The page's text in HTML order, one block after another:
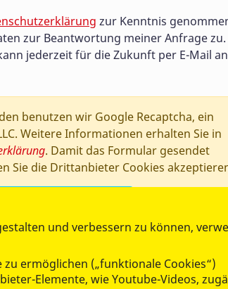
zur Kenntnis
zur Beantwortung meiner Anfrage zu.
jederzeit für die Zukunft per E-Mail
benutzen wir Google Recaptcha, ein
Weitere Informationen erhalten Sie in
. Damit das Formular gesendet
Sie die Drittanbieter Cookies
akzeptieren
und verbessern zu können,
ermöglichen („funktionale Cookies“)
Elemente, wie Youtube-Videos,